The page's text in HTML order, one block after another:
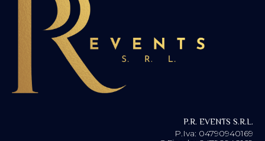
P.R. EVENTS S.R.L.
P.Iva: 04790940169